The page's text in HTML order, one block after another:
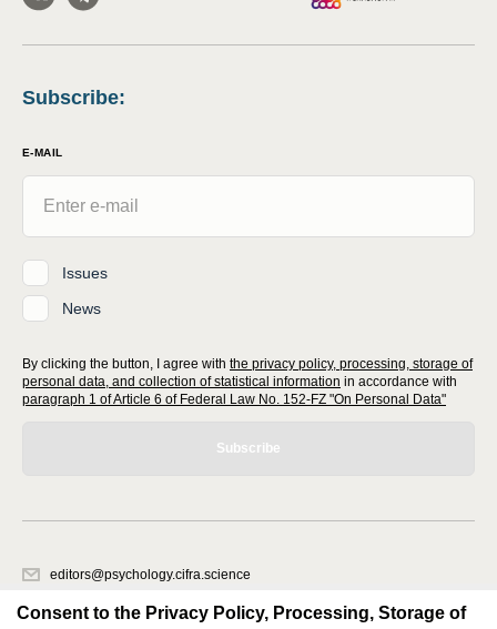
Subscribe:
E-MAIL
Issues
News
By clicking the button, I agree with the privacy policy, processing, storage of
personal data, and collection of statistical information in accordance with
paragraph 1 of Article 6 of Federal Law No. 152-FZ "On Personal Data"
Subscribe
editors@psychology.cifra.science
620066, Sverdlovsk region, Yekaterinburg, st. Akademicheskaya, 11A,
office 1.
Consent to the Privacy Policy, Processing, Storage of